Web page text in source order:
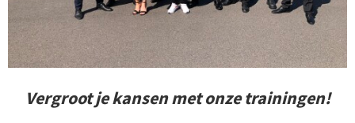
Vergroot je kansen met onze trainingen!